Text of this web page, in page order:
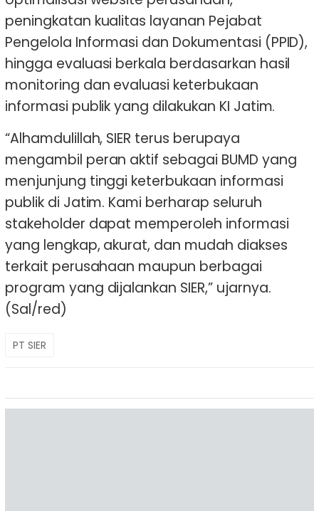
peningkatan kualitas layanan Pejabat
Pengelola Informasi dan Dokumentasi (PPID),
hingga evaluasi berkala berdasarkan hasil
monitoring dan evaluasi keterbukaan
informasi publik yang dilakukan KI Jatim.
“Alhamdulillah, SIER terus berupaya
mengambil peran aktif sebagai BUMD yang
menjunjung tinggi keterbukaan informasi
publik di Jatim. Kami berharap seluruh
stakeholder dapat memperoleh informasi
yang lengkap, akurat, dan mudah diakses
terkait perusahaan maupun berbagai
program yang dijalankan SIER,” ujarnya.
(Sal/red)
PT SIER